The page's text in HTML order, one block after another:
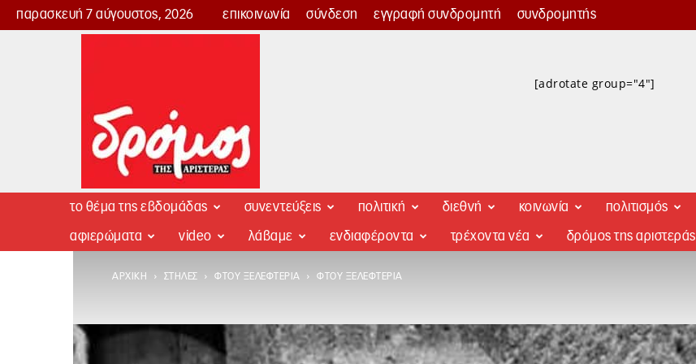
παρασκευή 7 αύγουστος, 2026 επικοινωνία σύνδεση εγγραφή συνδρομητή συνδρομητής
Δρόμος
[adrotate group="4"]
το θέμα της εβδομάδας συνεντεύξεις πολιτική διεθνή κοινωνία πολιτισμός
αφιερώματα video λάβαμε ενδιαφέροντα τρέχοντα νέα δρόμος της αριστεράς
ΑΡΧΙΚΉ ΣΤΉΛΕΣ ΦΤΟΥ ΞΕΛΕΦΤΕΡΊΑ ΦΤΟΥ ΞΕΛΕΦΤΕΡΊΑ